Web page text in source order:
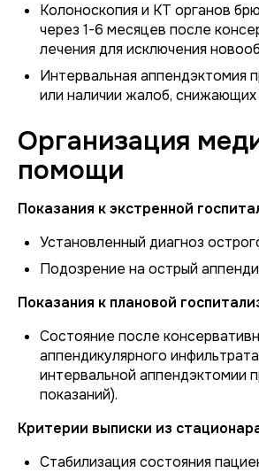
Колоноскопия и КТ органов
через 1-6 месяцев после
лечения для исключения
Интервальная аппендэктомия
или наличии жалоб, снижающих
Организация
помощи
Показания к экстренной
Установленный диагноз
Подозрение на острый
Показания к плановой
Состояние после
аппендикулярного
интервальной аппендэктомии
показаний).
Критерии выписки из
Стабилизация состояния